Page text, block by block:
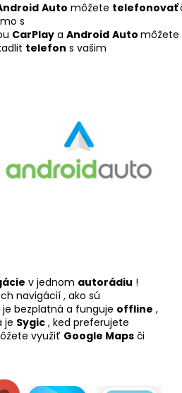
Auto môžete telefonovať
s
CarPlay a Android Auto môžete
telefon s vašim
v jednom autorádiu !
navigácií , ako sú
je bezplatná a funguje offline ,
je Sygic , ked preferujete
využiť Google Maps či